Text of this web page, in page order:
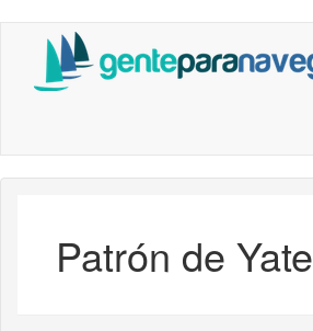
contenido
Patrón de Yate